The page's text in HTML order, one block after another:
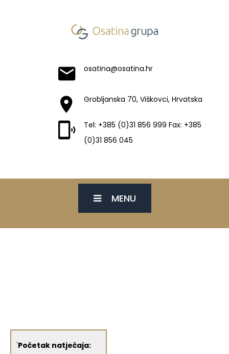
osatina@osatina.hr
Grobljanska 70, Viškovci, Hrvatska
Tel: +385 (0)31 856 999 Fax: +385
(0)31 856 045
MENU
'Početak natječaja: